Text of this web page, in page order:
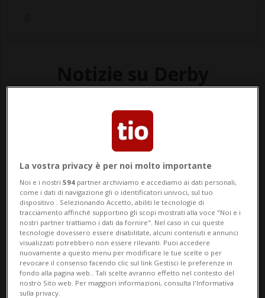
Ticinese
Segui le notizie e gli approfondimenti su
Derby Ticinese.
La vostra privacy è per noi molto importante
Noi e i nostri594 partner archiviamo e accediamo ai dati personali,
come i dati di navigazione gli o identificatori univoci, sul tuo
dispositivo . Selezionando Accetto, abiliti le tecnologie di
tracciamento affinché supportino gli scopi mostrati alla voce "Noi e i
nostri partner trattiamo i dati da fornire". Nel caso in cui queste
tecnologie dovessero essere disabilitate, alcuni contenuti e annunci
visualizzati potrebbero non essere rilevanti. Puoi accedere
nuovamente a questo menu per modificare le tue scelte o per
revocare il consenso facendo clic sul link Gestisci le preferenze in
fondo alla pagina web.. Tali scelte avranno effetto nel contesto del
nostro Sito web. Per maggiori informazioni, consulta l'Informativa
sulla privacy.